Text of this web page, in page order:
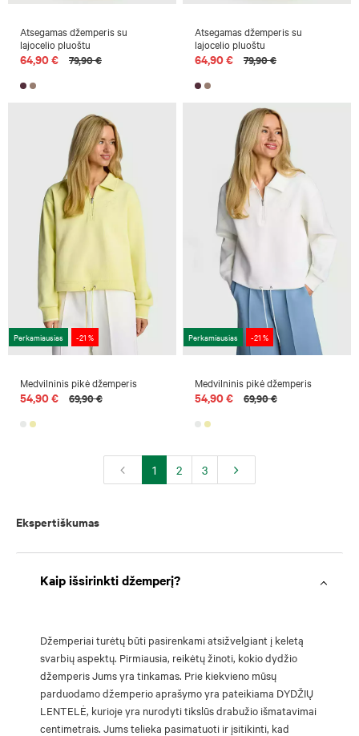
Atsegamas džemperis su
lajocelio pluoštu
64,90 € 79,90 €
Atsegamas džemperis su
lajocelio pluoštu
64,90 € 79,90 €
Perkamiausias -21 %
Medvilninis pikė džemperis
54,90 € 69,90 €
Perkamiausias -21 %
Medvilninis pikė džemperis
54,90 € 69,90 €
1 2 3
Ekspertiškumas
Kaip išsirinkti džemperį?
Džemperiai turėtų būti pasirenkami atsižvelgiant į keletą
svarbių aspektų. Pirmiausia, reikėtų žinoti, kokio dydžio
džemperis Jums yra tinkamas. Prie kiekvieno mūsų
parduodamo džemperio aprašymo yra pateikiama DYDŽIŲ
LENTELĖ, kurioje yra nurodyti tikslūs drabužio išmatavimai
centimetrais. Jums telieka pasimatuoti ir įsitikinti, kad